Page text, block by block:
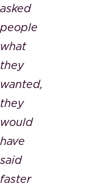
asked
people
what
they
wanted,
they
would
have
said
faster